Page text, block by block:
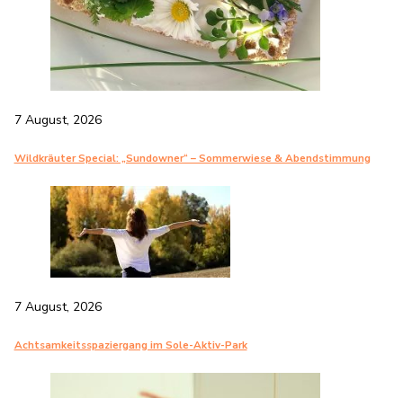
7 August, 2026
Wildkräuter Special: „Sundowner“ – Sommerwiese & Abendstimmung
7 August, 2026
Achtsamkeitsspaziergang im Sole-Aktiv-Park